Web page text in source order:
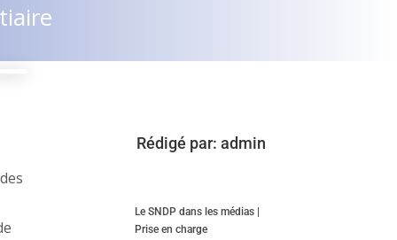
Rédigé par:admin
Le SNDP dans les médias
Prise en charge